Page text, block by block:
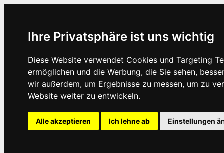
Ihre Privatsphäre ist uns wichtig
Diese Website verwendet Cookies und Targeting
ermöglichen und die Werbung, die Sie sehen,
wir außerdem, um Ergebnisse zu messen, um zu
Website weiter zu entwickeln.
Alle akzeptieren Ich lehne ab Einstellungen